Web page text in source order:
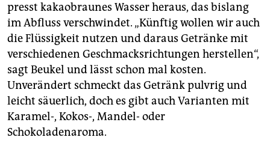
presst kakaobraunes Wasser heraus, das bislang
im Abfluss verschwindet. „Künftig wollen wir auch
die Flüssigkeit nutzen und daraus Getränke mit
verschiedenen Geschmacksrichtungen herstellen“,
sagt Beukel und lässt schon mal kosten.
Unverändert schmeckt das Getränk pulvrig und
leicht säuerlich, doch es gibt auch Varianten mit
Karamel-, Kokos-, Mandel- oder
Schokoladenaroma.